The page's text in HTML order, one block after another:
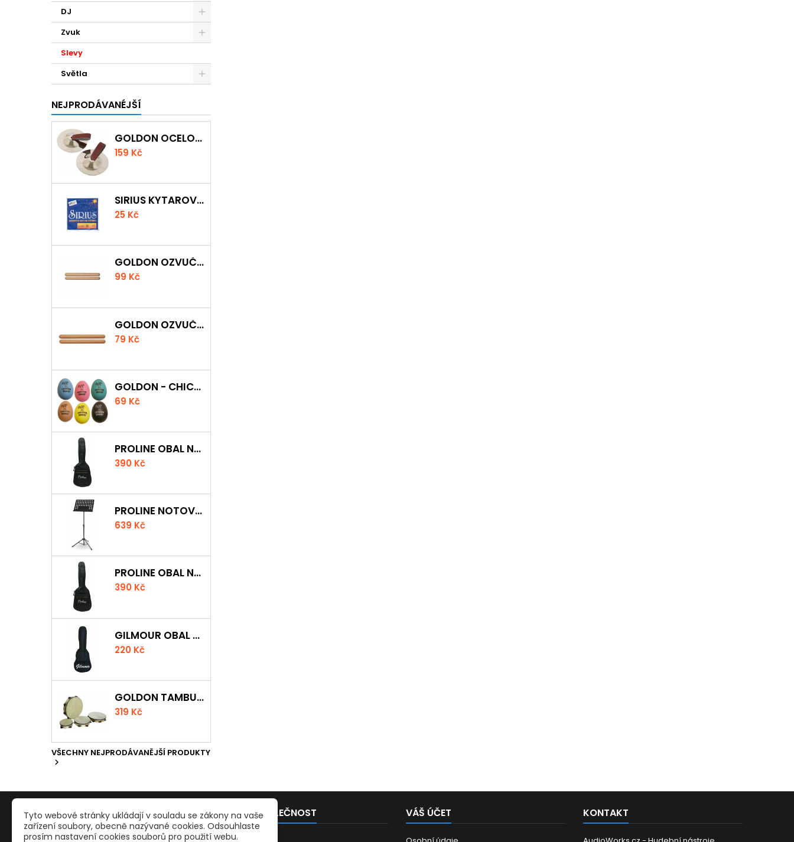
DJ
Zvuk
Slevy
Světla
NEJPRODÁVANÉJŠÍ
GOLDON OCELOVÉ PRSTOVÉ ČINELKY
159 Kč
SIRIUS KYTAROVÁ STRUNA
25 Kč
GOLDON OZVUČNÁ DŘÍVKA 18 X 200MM
99 Kč
GOLDON OZVUČNÁ DŘÍVKA 15 X 150MM
79 Kč
GOLDON - CHICKEN SHAKER
69 Kč
PROLINE OBAL NA AKUSTICKOU KYTARU S 5 MM POLSTROVÁNÍM
390 Kč
PROLINE NOTOVÝ PULT ODLEHČENÝ
639 Kč
PROLINE OBAL NA KLASICKOU KYTARU S 5 MM POLSTROVÁNÍM
390 Kč
GILMOUR OBAL NA UKULELE CONCERT
220 Kč
GOLDON TAMBURÍNA S BLÁNOU A ČINELKY 20CM
319 Kč
VŠECHNY NEJPRODÁVANĚJŠÍ PRODUKTY

PRODUKTY NAŠE SPOLEČNOST VÁŠ ÚČET KONTAKT
Tyto webové stránky ukládají v souladu se zákony na vaše
zařízení soubory, obecně nazývané cookies. Odsouhlaste
prosím nastavení cookies souborů pro použití webu.